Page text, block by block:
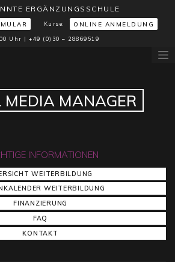
ERGÄNZUNGSSCHULE
Kurse: ONLINE ANMELDUNG
Uhr | +49 (0)30 – 28869519
MEDIA MANAGER
INFORMATIONEN
WEITERBILDUNG
WEITERBILDUNG
FINANZIERUNG
FAQ
KONTAKT